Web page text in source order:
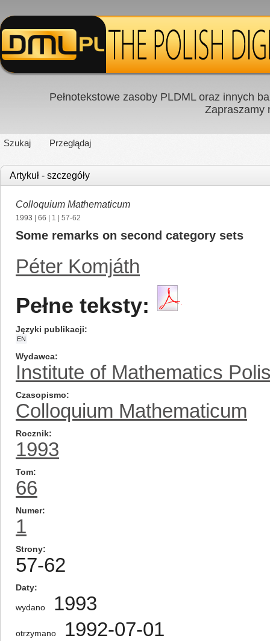
Pełnotekstowe zasoby PLDML oraz innych
Zapraszamy
Szukaj Przeglądaj
Artykuł - szczegóły
Colloquium Mathematicum
1993 66 1 | 57-62
Some remarks on second category sets
Péter Komjáth
Pełne teksty:
Języki publikacji
EN
Wydawca
Institute of Mathematics
Czasopismo
Colloquium Mathematicum
Rocznik
1993
Tom
66
Numer
1
Strony
57-62
Daty
wydano 1993
otrzymano 1992-07-01